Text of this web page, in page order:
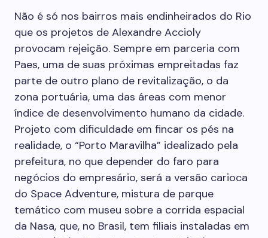
Não é só nos bairros mais endi­nheirados do Rio
que os projetos de Alexandre Accioly
provocam rejeição. Sempre em parceria com
Paes, uma de suas próximas empreitadas faz
parte de outro plano de revitalização, o da
zona portuária, uma das áreas com menor
índice de desenvolvimento humano da cidade.
Projeto com dificuldade em fincar os pés na
realidade, o “Porto Maravilha” idealizado pela
prefeitura, no que depender do faro para
negócios do empresário, será a versão carioca
do Space ­Adventure, mistura de parque
temático com museu sobre a corrida espacial
da Nasa, que, no Brasil, tem filiais instaladas em